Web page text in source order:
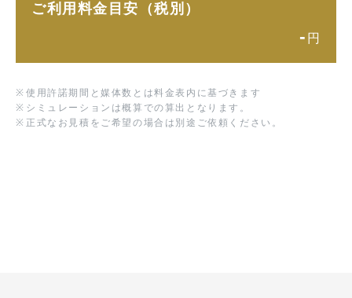
ご利用料金目安（税別）
- 円
※ 使用許諾期間と媒体数とは料金表内に基づきます
※ シミュレーションは概算での算出となります。
※ 正式なお見積をご希望の場合は別途ご依頼ください。